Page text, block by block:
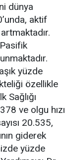
dünya
aktif
yüzde
özellikle
Sağlığı
ve olgu hızı
20.535,
giderek
yüzde